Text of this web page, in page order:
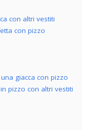
con altri vestiti
con pizzo
giacca con pizzo
pizzo con altri vestiti